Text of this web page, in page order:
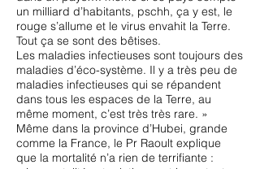
un milliard d’habitants, pschh, ça y est, le
rouge s’allume et le virus envahit la Terre.
Tout ça se sont des bêtises.
Les maladies infectieuses sont toujours des
maladies d’éco-système. Il y a très peu de
maladies infectieuses qui se répandent
dans tous les espaces de la Terre, au
même moment, c’est très très rare. »
Même dans la province d’Hubei, grande
comme la France, le Pr Raoult explique
que la mortalité n’a rien de terrifiante :